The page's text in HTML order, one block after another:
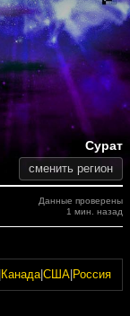
Сурат
сменить регион
Данные проверены
1 мин. назад
Канада|США Россия